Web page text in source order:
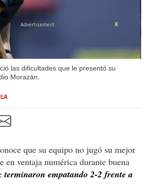
las dificultades que le presentó su
Morazán.
X
que su equipo no jugó su mejor
en ventaja numérica durante buena
terminaron empatando 2-2 frente a